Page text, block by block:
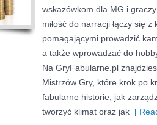
wskazówkom dla MG i
miłość do narracji łączy się
pomagającymi prowadzić
a także wprowadzać do
Na GryFabularne.pl
Mistrzów Gry, które krok po
fabularne historie, jak
tworzyć klimat oraz jak [